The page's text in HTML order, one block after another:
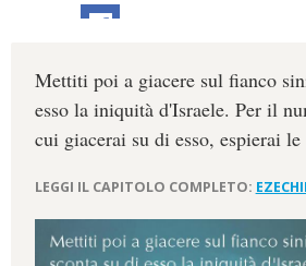
Mettiti poi a giacere sul fianco
esso la iniquità d'Israele. Per il
cui giacerai su di esso, espierai
LEGGI IL CAPITOLO COMPLETO: